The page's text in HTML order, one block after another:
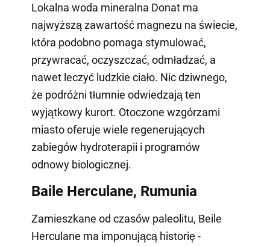
Lokalna woda mineralna Donat ma
najwyższą zawartość magnezu na świecie,
która podobno pomaga stymulować,
przywracać, oczyszczać, odmładzać, a
nawet leczyć ludzkie ciało. Nic dziwnego,
że podróżni tłumnie odwiedzają ten
wyjątkowy kurort. Otoczone wzgórzami
miasto oferuje wiele regenerujących
zabiegów hydroterapii i programów
odnowy biologicznej.
Baile Herculane, Rumunia
Zamieszkane od czasów paleolitu, Beile
Herculane ma imponującą historię -